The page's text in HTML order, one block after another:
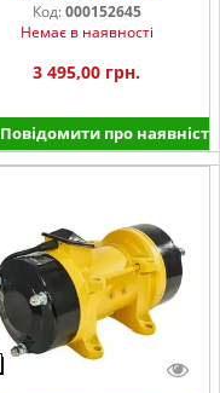
Код: 000152645
Немає в наявності
3 495,00 грн.
Повідомити про наявність